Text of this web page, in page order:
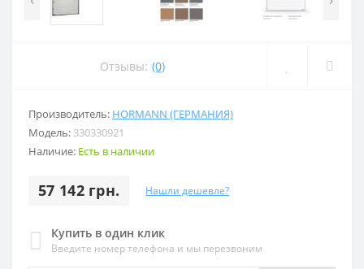
Отзывы: (0)
Производитель: HORMANN (ГЕРМАНИЯ)
Модель: 330330921
Наличие: Есть в наличии
57 142 грн. Нашли дешевле?
Купить в один клик
Введите номер телефона и мы перезвоним